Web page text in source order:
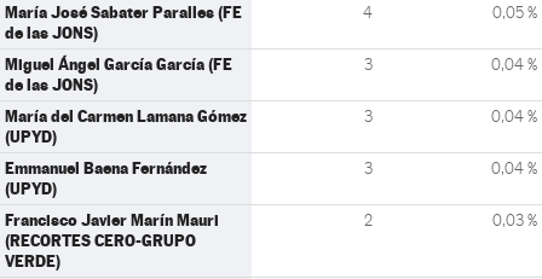
María José Sabater Paralles (FE
de las JONS)
4 0,05 %
Miguel Ángel García García (FE
de las JONS)
3 0,04 %
María del Carmen Lamana Gómez
(UPYD)
3 0,04 %
Emmanuel Baena Fernández
(UPYD)
3 0,04 %
Francisco Javier Marín Mauri
(RECORTES CERO-GRUPO
VERDE)
2 0,03 %